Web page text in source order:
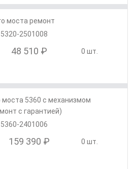
моста ремонт
5320-2501008
48 510 ₽ 0 шт.
моста 5360 с механизмом
с гарантией)
5360-2401006
159 390 ₽ 0 шт.